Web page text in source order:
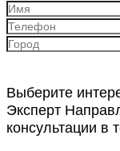
Выберите
Эксперт
консультации в